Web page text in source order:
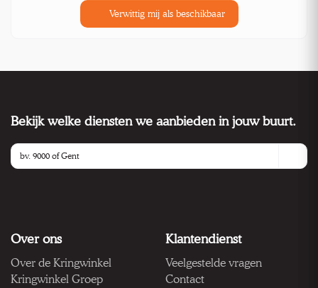
Verwittig mij als beschikbaar
Bekijk welke diensten we aanbieden in jouw buurt.
Over ons
Over de Kringwinkel
Kringwinkel Groep
Klantendienst
Veelgestelde vragen
Contact